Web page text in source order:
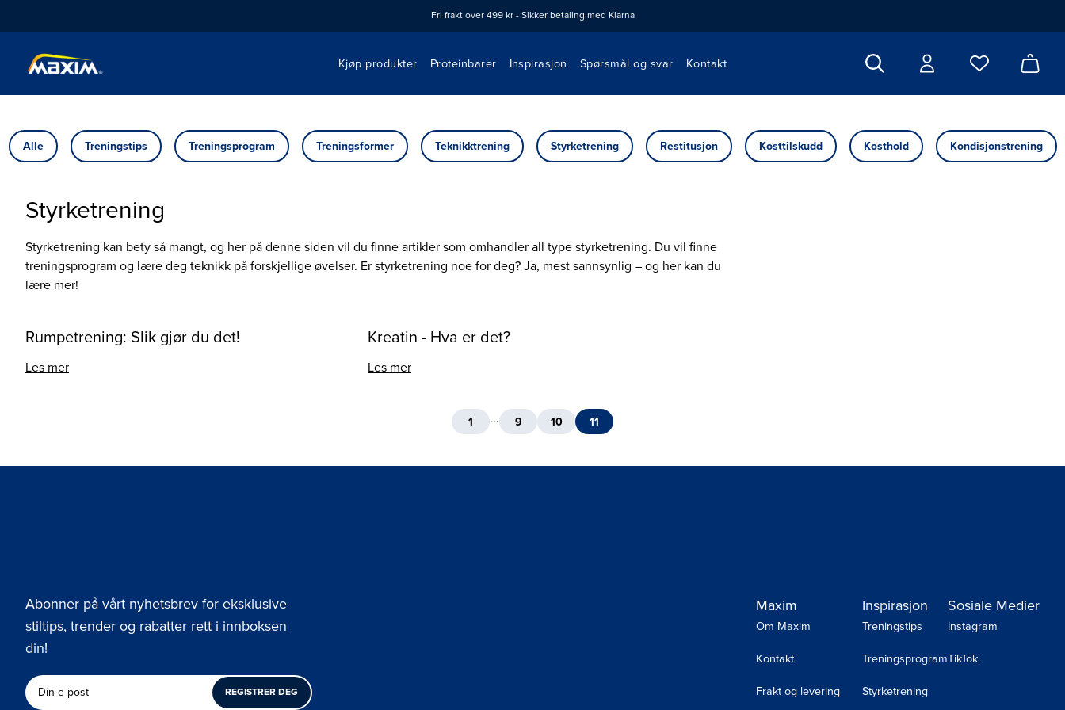
Fri frakt over 499 kr - Sikker betaling med Klarna
Kjøp produkter Proteinbarer Inspirasjon Spørsmål og svar Kontakt
Alle Treningstips Treningsprogram Treningsformer Teknikktrening Styrketrening Restitusjon Kosttilskudd Kosthold Kondisjonstrening
Styrketrening
Styrketrening kan bety så mangt, og her på denne siden vil du finne artikler som omhandler all type styrketrening. Du vil finne
treningsprogram og lære deg teknikk på forskjellige øvelser. Er styrketrening noe for deg? Ja, mest sannsynlig – og her kan du
lære mer!
Rumpetrening: Slik gjør du det!
Les mer
Kreatin - Hva er det?
Les mer
1 ... 9 10 11
Abonner på vårt nyhetsbrev for eksklusive
stiltips, trender og rabatter rett i innboksen
din!
REGISTRER DEG
Maxim
Om Maxim
Kontakt
Frakt og levering
Inspirasjon
Treningstips
Treningsprogram
Styrketrening
Sosiale Medier
Instagram
TikTok